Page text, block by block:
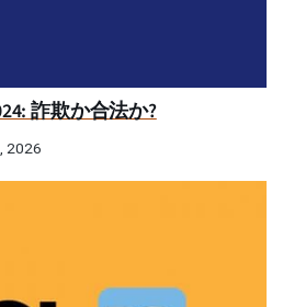
詐欺か合法か?
2026